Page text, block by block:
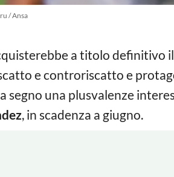
/ Ansa
a titolo definitivo
e controriscatto e
segno una plusvalenze
, in scadenza a giugno.